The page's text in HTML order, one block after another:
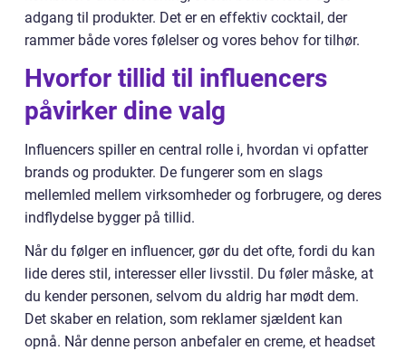
adgang til produkter. Det er en effektiv cocktail, der
rammer både vores følelser og vores behov for tilhør.
Hvorfor tillid til influencers
påvirker dine valg
Influencers spiller en central rolle i, hvordan vi opfatter
brands og produkter. De fungerer som en slags
mellemled mellem virksomheder og forbrugere, og deres
indflydelse bygger på tillid.
Når du følger en influencer, gør du det ofte, fordi du kan
lide deres stil, interesser eller livsstil. Du føler måske, at
du kender personen, selvom du aldrig har mødt dem.
Det skaber en relation, som reklamer sjældent kan
opnå. Når denne person anbefaler en creme, et headset